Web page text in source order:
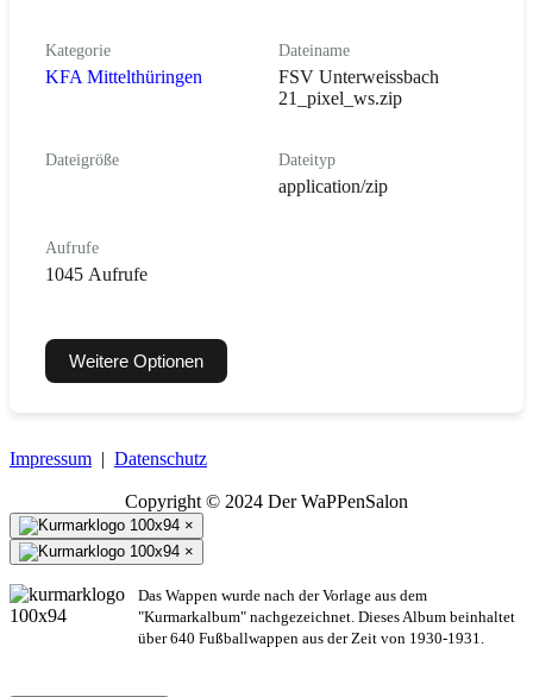
Kategorie
KFA Mittelthüringen
Dateiname
FSV Unterweissbach
21_pixel_ws.zip
Dateigröße Dateityp
application/zip
Aufrufe
1045 Aufrufe
Weitere Optionen
Impressum | Datenschutz
Copyright © 2024 Der WaPPenSalon
×
×
Das Wappen wurde nach der Vorlage aus dem
"Kurmarkalbum" nachgezeichnet. Dieses Album beinhaltet
über 640 Fußballwappen aus der Zeit von 1930-1931.